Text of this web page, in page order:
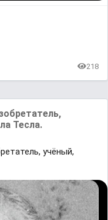
218
Тесла.
учёный,